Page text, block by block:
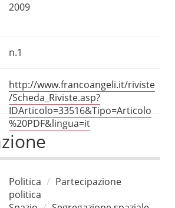
2009
n.1
http://www.francoangeli.it/riviste
/Scheda_Riviste.asp?
IDArticolo=33516&Tipo=Articolo
%20PDF&lingua=it
Politica
Partecipazione
politica